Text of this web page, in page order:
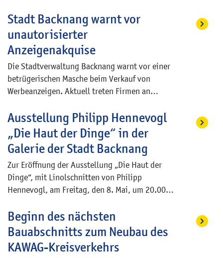
sowie gemeinsame Begehungen des
Stadtgebiets, um die öffentliche Ordnung und
Sicherheit weiter zu fördern. Wie bereits im
Rahmen der Vorstellung der polizeilichen
Kriminalitätsstatistik angekündigt worden war,
hat die Stadt die Kontrollgänge des GVD in der
Innenstadt deutlich intensiviert. Die
wurden bereits im Vorfeld um insgesamt 20.5
Stunden auf nun 71.0 Stunden pro Woche
erhöht.
Stadt Backnang warnt vor
unautorisierter
Anzeigenakquise
Die Stadtverwaltung Backnang warnt vor einer
betrügerischen Masche beim Verkauf von
Werbeanzeigen. Aktuell treten Firmen an
fälschlicherweise vor, im Auftrag der Stadt zu
handeln.
Ausstellung Philipp Hennevogl
„Die Haut der Dinge“ in der
Galerie der Stadt Backnang
Zur Eröffnung der Ausstellung „Die Haut der
Dinge“, mit Linolschnitten von Philipp
Hennevogl, am Freitag, den 8. Mai, um 20.00
Jacobi-Weg 1, sind alle Interessierten herzlich
eingeladen. Stefan Setzer, Erster Bürgermeister
der Stadt Backnang, wird ein Grußwort
sprechen. Galerieleiter Martin Schick wird
Beginn des nächsten
Bauabschnitts zum Neubau des
KAWAG-Kreisverkehrs